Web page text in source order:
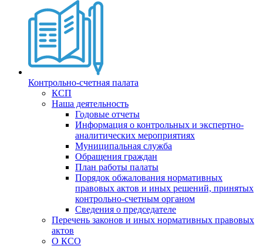
Контрольно-счетная палата
КСП
Наша деятельность
Годовые отчеты
Информация о контрольных и экспертно-
аналитических мероприятиях
Муниципальная служба
Обращения граждан
План работы палаты
Порядок обжалования нормативных
правовых актов и иных решений, принятых
контрольно-счетным органом
Сведения о председателе
Перечень законов и иных нормативных правовых
актов
О КСО